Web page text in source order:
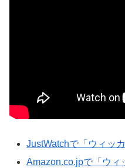
JustWatchで「ウィッ
Amazon.co.jpで「ウィ